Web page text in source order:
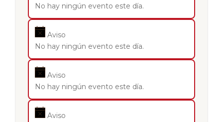
No hay ningún evento este día.
Aviso
No hay ningún evento este día.
Aviso
No hay ningún evento este día.
Aviso